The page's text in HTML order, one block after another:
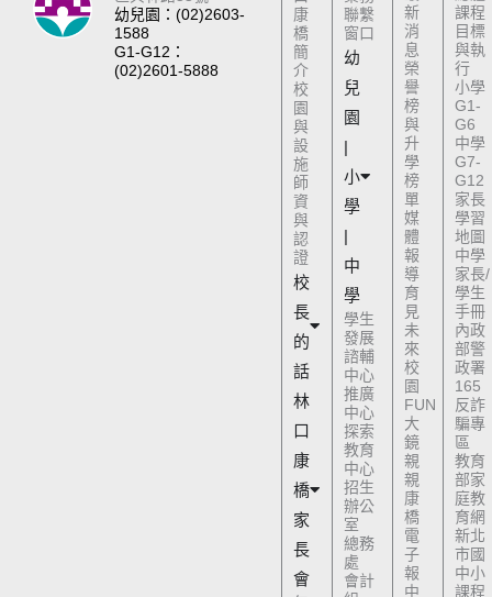
幼兒園：(02)2603-
1588
G1-G12：
(02)2601-5888
康
橋
簡
介
校
園
與
設
施
師
資
與
認
證
校
長
的
話
林
口
康
橋
家
長
會
聯繫
窗口
幼
兒
園
|
小
學
|
中
學
學生
發展
諮輔
中心
推廣
中心
探索
教育
中心
招生
辦公
室
總務
處
會計
新
消
息
榮
譽
榜
與
升
學
榜
單
媒
體
報
導
育
見
未
來
校
園
FUN
大
鏡
親
親
康
橋
電
子
報
中
課程
目標
與執
行
小學
G1-
G6
中學
G7-
G12
家長
學習
地圖
中學
家長/
學生
手冊
內政
部警
政署
165
反詐
騙專
區
教育
部家
庭教
育網
新北
市國
中小
課程